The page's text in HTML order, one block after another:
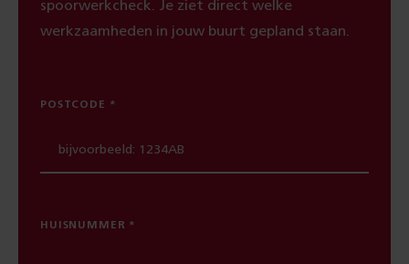
spoorwerkcheck. Je ziet direct welke
werkzaamheden in jouw buurt gepland staan.
POSTCODE
HUISNUMMER